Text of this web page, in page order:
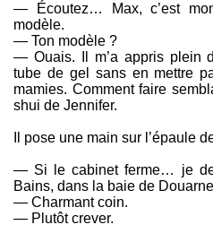
— Écoutez… Max, c’est
modèle.
— Ton modèle ?
— Ouais. Il m’a appris plein
tube de gel sans en mettre
mamies. Comment faire
shui de Jennifer.
Il pose une main sur l’épaule
— Si le cabinet ferme… je
Bains, dans la baie de
— Charmant coin.
— Plutôt crever.